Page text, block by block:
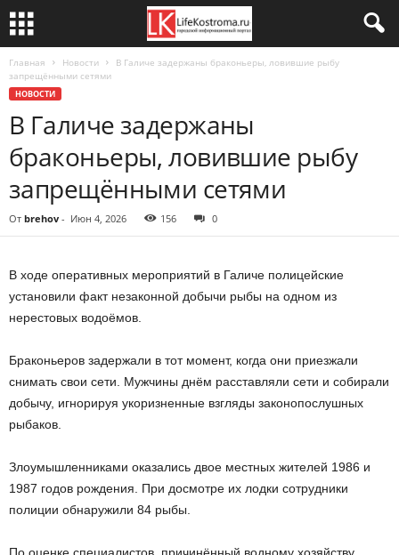
Главная Новости
В Галиче задержаны браконьеры, ловившие рыбу
запрещёнными сетями
НОВОСТИ
В Галиче задержаны
браконьеры, ловившие рыбу
запрещёнными сетями
От brehov - Июн 4, 2026 156 0
В ходе оперативных мероприятий в Галиче полицейские
установили факт незаконной добычи рыбы на одном из
нерестовых водоёмов.
Браконьеров задержали в тот момент, когда они приезжали
снимать свои сети. Мужчины днём расставляли сети и собирали
добычу, игнорируя укоризненные взгляды законопослушных
рыбаков.
Злоумышленниками оказались двое местных жителей 1986 и
1987 годов рождения. При досмотре их лодки сотрудники
полиции обнаружили 84 рыбы.